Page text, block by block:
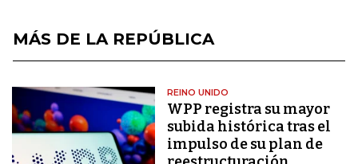
MÁS DE LA REPÚBLICA
REINO UNIDO
WPP registra su mayor
subida histórica tras el
impulso de su plan de